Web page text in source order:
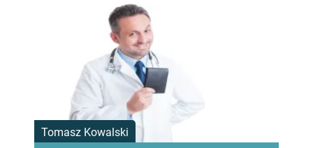
Tomasz Kowalski